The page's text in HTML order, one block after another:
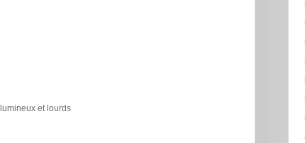
et lourds